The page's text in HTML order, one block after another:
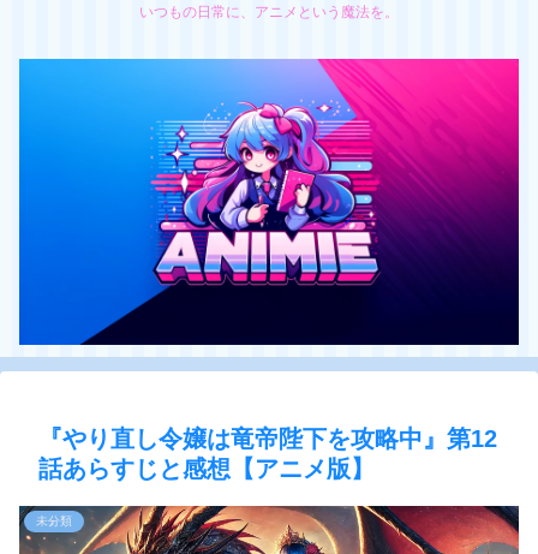
いつもの日常に、アニメという魔法を。
『やり直し令嬢は竜帝陛下を攻略中』第12
話あらすじと感想【アニメ版】
未分類